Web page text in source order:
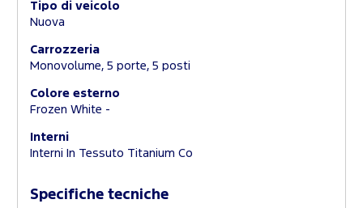
Tipo di veicolo
Nuova
Carrozzeria
Monovolume, 5 porte, 5 posti
Colore esterno
Frozen White -
Interni
Interni In Tessuto Titanium Co
Specifiche tecniche